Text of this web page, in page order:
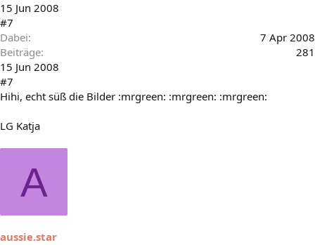
15 Jun 2008
#7
Dabei
7 Apr 2008
Beiträge
281
15 Jun 2008
#7
Hihi, echt süß die Bilder :mrgreen: :mrgreen: :mrgreen:
LG Katja
A
aussie.star